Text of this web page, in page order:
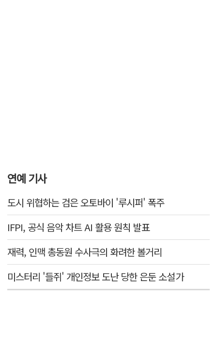
연예 기사
도시 위협하는 검은 오토바이 '루시퍼' 폭주
IFPI, 공식 음악 차트 AI 활용 원칙 발표
재력, 인맥 총동원 수사극의 화려한 볼거리
미스터리 '들쥐' 개인정보 도난 당한 은둔 소설가